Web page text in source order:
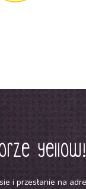
yellow!
i przesłanie na